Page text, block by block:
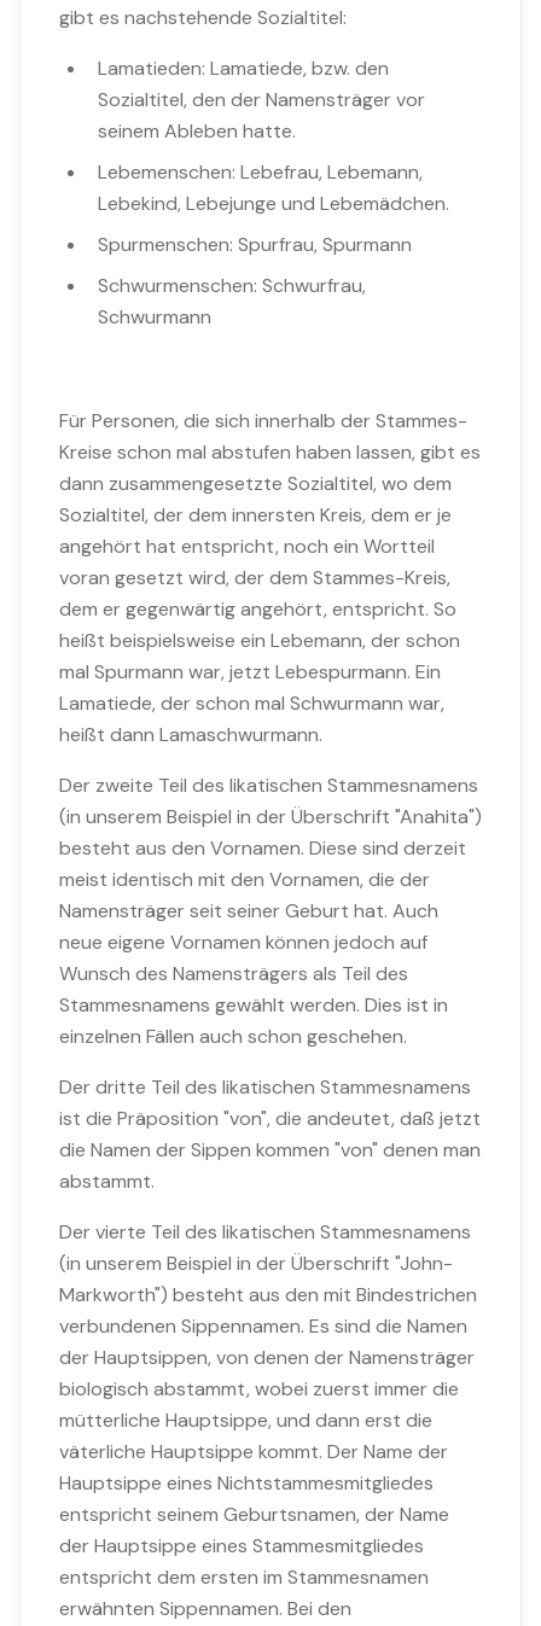
gibt es nachstehende Sozialtitel:
Lamatieden: Lamatiede, bzw. den
Sozialtitel, den der Namensträger vor
seinem Ableben hatte.
Lebemenschen: Lebefrau, Lebemann,
Lebekind, Lebejunge und Lebemädchen.
Spurmenschen: Spurfrau, Spurmann
Schwurmenschen: Schwurfrau,
Schwurmann
Für Personen, die sich innerhalb der Stammes-
Kreise schon mal abstufen haben lassen, gibt es
dann zusammengesetzte Sozialtitel, wo dem
Sozialtitel, der dem innersten Kreis, dem er je
angehört hat entspricht, noch ein Wortteil
voran gesetzt wird, der dem Stammes-Kreis,
dem er gegenwärtig angehört, entspricht. So
heißt beispielsweise ein Lebemann, der schon
mal Spurmann war, jetzt Lebespurmann. Ein
Lamatiede, der schon mal Schwurmann war,
heißt dann Lamaschwurmann.
Der zweite Teil des likatischen Stammesnamens
(in unserem Beispiel in der Überschrift "Anahita")
besteht aus den Vornamen. Diese sind derzeit
meist identisch mit den Vornamen, die der
Namensträger seit seiner Geburt hat. Auch
neue eigene Vornamen können jedoch auf
Wunsch des Namensträgers als Teil des
Stammesnamens gewählt werden. Dies ist in
einzelnen Fällen auch schon geschehen.
Der dritte Teil des likatischen Stammesnamens
ist die Präposition "von", die andeutet, daß jetzt
die Namen der Sippen kommen "von" denen man
abstammt.
Der vierte Teil des likatischen Stammesnamens
(in unserem Beispiel in der Überschrift "John-
Markworth") besteht aus den mit Bindestrichen
verbundenen Sippennamen. Es sind die Namen
der Hauptsippen, von denen der Namensträger
biologisch abstammt, wobei zuerst immer die
mütterliche Hauptsippe, und dann erst die
väterliche Hauptsippe kommt. Der Name der
Hauptsippe eines Nichtstammesmitgliedes
entspricht seinem Geburtsnamen, der Name
der Hauptsippe eines Stammesmitgliedes
entspricht dem ersten im Stammesnamen
erwähnten Sippennamen. Bei den